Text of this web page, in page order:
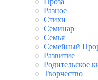
Разное
Стихи
Семинар
Семья
Семейный
Развитие
Родительское
Творчество